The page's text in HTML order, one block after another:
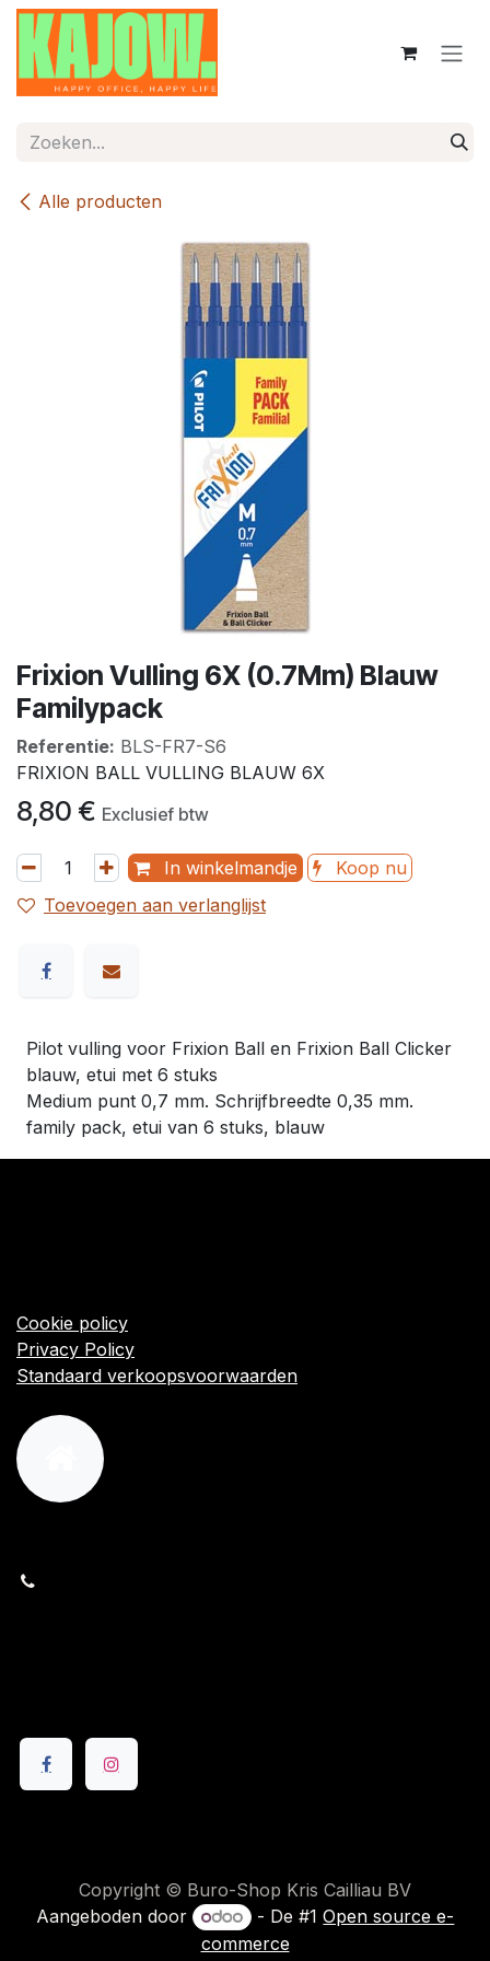
Overslaan naar inhoud
Alle producten
Frixion Vulling 6X (0.7Mm) Blauw
Familypack
Referentie: BLS-FR7-S6
FRIXION BALL VULLING BLAUW 6X
8,80 € Exclusief btw
In winkelmandje
Koop nu
Toevoegen aan verlanglijst
Pilot vulling voor Frixion Ball en Frixion Ball Clicker
blauw, etui met 6 stuks
Medium punt 0,7 mm. Schrijfbreedte 0,35 mm.
family pack, etui van 6 stuks, blauw
Cookie policy
Privacy Policy
Standaard verkoopsvoorwaarden
Copyright © Buro-Shop Kris Cailliau BV
Aangeboden door
- De #1Open source e-
commerce